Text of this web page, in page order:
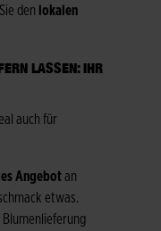
den lokalen
LASSEN: IHR
auch für
Angebotan
etwas.